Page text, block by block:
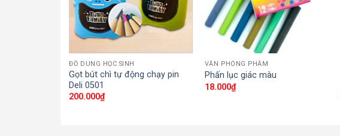
ĐỒ DÙNG HỌC SINH
Gọt bút chì tự động chạy pin
Deli 0501
200.000₫
VĂN PHÒNG PHẨM
Phấn lục giác màu
18.000₫